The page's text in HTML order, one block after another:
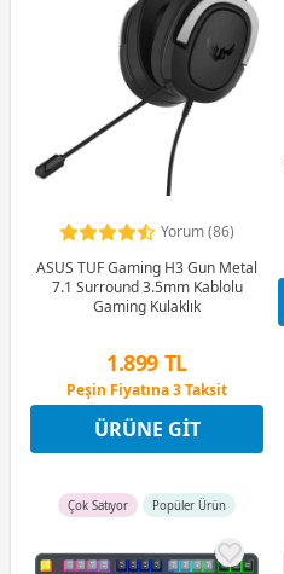
Yorum (86)
ASUS TUF Gaming H3 Gun Metal
7.1 Surround 3.5mm Kablolu
Gaming Kulaklık
1.899 TL
Peşin Fiyatına 3 Taksit
12 Ay x 223 TL taksitle
Peşin Fiyatına 3 Taksit
ÜRÜNE GIT
Çok Satıyor Popüler Ürün